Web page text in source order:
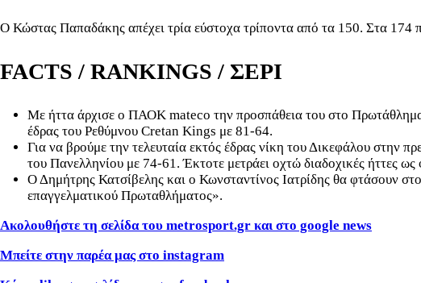
Ο Κώστας Παπαδάκης απέχει τρία εύστοχα τρίποντα από τα 150. Στα
FACTS / RANKINGS / ΣΕΡΙ
Με ήττα άρχισε ο ΠΑΟΚ mateco την προσπάθεια του στο
έδρας του Ρεθύμνου Cretan Kings με 81-64.
Για να βρούμε την τελευταία εκτός έδρας νίκη του Δικεφάλου στην
του Πανελληνίου με 74-61. Έκτοτε μετράει οχτώ διαδοχικές ήττες
Ο Δημήτρης Κατσίβελης και ο Κωνσταντίνος Ιατρίδης θα φτάσουν
επαγγελματικού Πρωταθλήματος».
Ακολουθήστε τη σελίδα του metrosport.gr και στο google news
Μπείτε στην παρέα μας στο instagram